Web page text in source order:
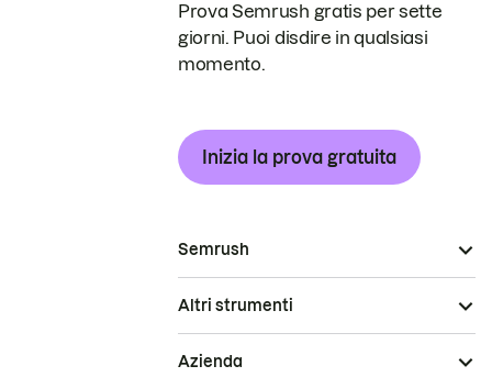
Prova Semrush gratis per sette
giorni. Puoi disdire in qualsiasi
momento.
Inizia la prova gratuita
Semrush
Altri strumenti
Azienda